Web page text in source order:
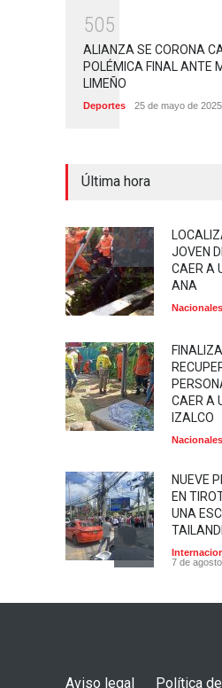
505
ALIANZA SE CORONA
POLÉMICA FINAL ANTE
LIMEÑO
Deportes 25 de mayo de 2025
Última hora
JOVEN
CAER A
ANA
Nacionales
CAER A
IZALCO
Nacionales
NUEVE
EN
UNA
7 de
A LOS
Aviso legal Política